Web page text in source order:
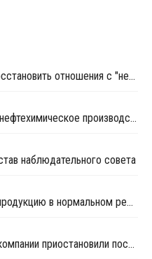
Белнефтехим заявил о планах восстановить отношения с "недружественными странами”
Беларусь планирует расширять нефтехимическое производство в условиях санкций
наблюдательного совета
Нафтан продолжает выпускать продукцию в нормальном режиме
Крупные российские нефтяные компании приостановили поставки нефти Нафтану в мае